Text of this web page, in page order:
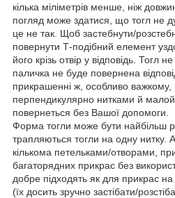
кілька міліметрів менше, ніж
погляд може здатися, що тогл не
це не так. Щоб застебнути/
повернути Т-подібний елемент
його крізь отвір у відповідь. Тогл
паличка не буде повернена
прикрашенні ж, особливо важкому,
перпендикулярно нитками й
повернеться без Вашої допомоги.
Форма тогли може бути найбільш
трапляються тогли на одну нитку.
кількома петельками/отворами,
багаторядних прикрас без
добре підходять як для прикрас
(їх досить зручно застібати/